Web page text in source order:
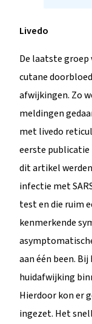
Livedo
De laatste
cutane
afwijkingen. Zo
meldingen
met livedo
eerste publicatie
dit artikel
infectie met
test en die ruim
kenmerkende
aan één been.
huidafwijking
Hierdoor kon er
ingezet. Het